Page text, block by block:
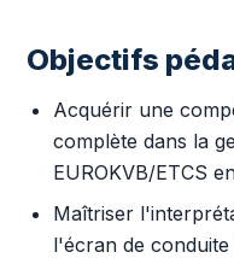
Objectifs
Acquérir une
complète dans la
EUROKVB/ETCS
Maîtriser
l'écran de